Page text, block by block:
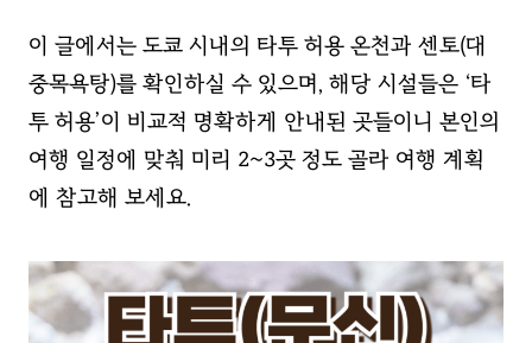
이 글에서는 도쿄 시내의 타투 허용 온천과 센토(대
중목욕탕)를 확인하실 수 있으며, 해당 시설들은 ‘타
투 허용’이 비교적 명확하게 안내된 곳들이니 본인의
여행 일정에 맞춰 미리 2~3곳 정도 골라 여행 계획
에 참고해 보세요.